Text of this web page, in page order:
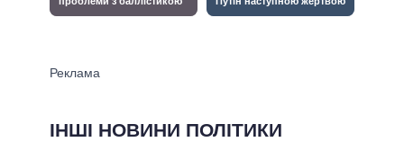
ІНШІ НОВИНИ ПОЛІТИКИ